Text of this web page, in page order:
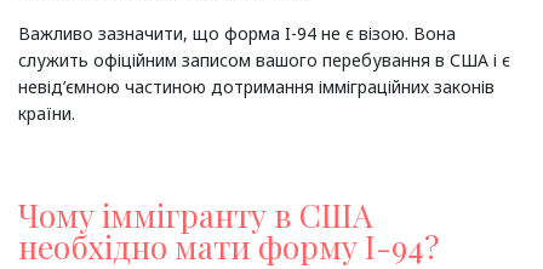
Важливо зазначити, що форма I-94 не є візою. Вона
служить офіційним записом вашого перебування в США і є
невід’ємною частиною дотримання імміграційних законів
країни.
Чому іммігранту в США
необхідно мати форму I-94?